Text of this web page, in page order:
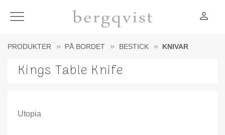
Meny person_outline
PRODUKTER PÅ BORDET BESTICK KNIVAR
Kings Table Knife
Utopia